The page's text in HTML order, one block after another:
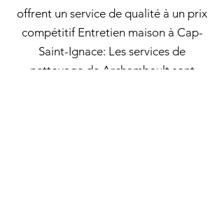
offrent un service de qualité à un prix
compétitif Entretien maison à Cap-
Saint-Ignace: Les services de
nettoyage de Archambault sont